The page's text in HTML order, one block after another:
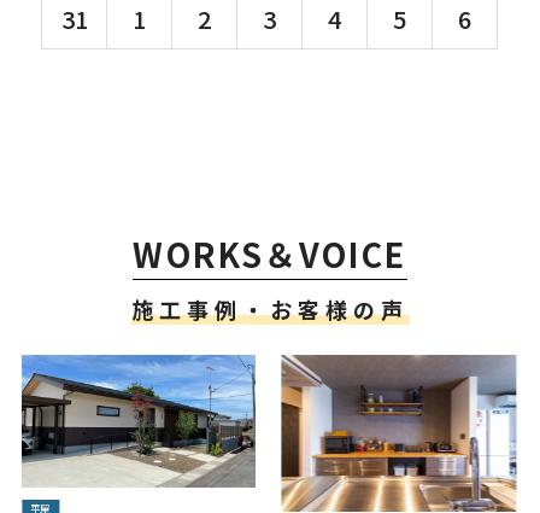
31
1 2 3 4 5 6
WORKS＆VOICE
施工事例・お客様の声
平屋